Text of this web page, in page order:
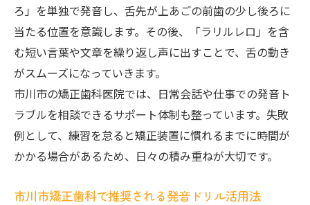
ろ」を単独で発音し、舌先が上あごの前歯の少し後ろに
当たる位置を意識します。その後、「ラリルレロ」を含
む短い言葉や文章を繰り返し声に出すことで、舌の動き
がスムーズになっていきます。
市川市の矯正歯科医院では、日常会話や仕事での発音ト
ラブルを相談できるサポート体制も整っています。失敗
例として、練習を怠ると矯正装置に慣れるまでに時間が
かかる場合があるため、日々の積み重ねが大切です。
市川市矯正歯科で推奨される発音ドリル活用法